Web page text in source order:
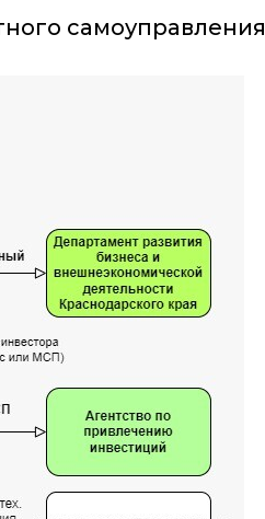
самоуправления